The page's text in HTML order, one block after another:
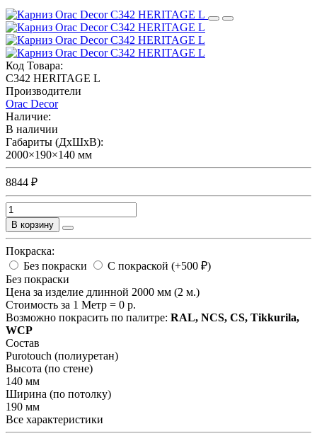
Код Товара:
C342 HERITAGE L
Производители
Orac Decor
Наличие:
В наличии
Габариты (ДхШхВ):
2000×190×140 мм
8844 ₽
В корзину
Покраска:
Без покраски
С покраской (+500 ₽)
Без покраски
Цена за изделие длинной 2000 мм (2 м.)
Стоимость за 1 Метр = 0 р.
Возможно покрасить по палитре: RAL, NCS, CS, Tikkurila,
WCP
Состав
Purotouch (полиуретан)
Высота (по стене)
140 мм
Ширина (по потолку)
190 мм
Все характеристики